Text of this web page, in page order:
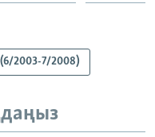
2003-7/2008)